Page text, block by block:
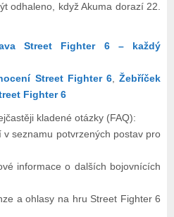
odhaleno, když Akuma dorazí 22.
Street Fighter 6 – každý
Street Fighter 6 ,Žebříček
Fighter 6
kladené otázky (FAQ):
seznamu potvrzených postav pro
informace o dalších bojovnících
a ohlasy na hru Street Fighter 6